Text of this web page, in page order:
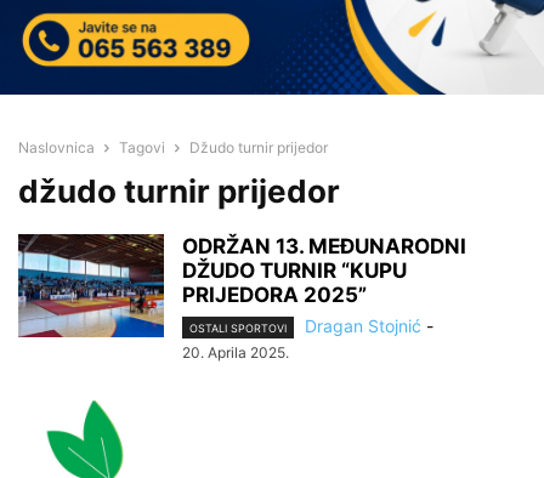
Naslovnica Tagovi Džudo turnir prijedor
džudo turnir prijedor
ODRŽAN 13. MEĐUNARODNI
DŽUDO TURNIR “KUPU
PRIJEDORA 2025”
OSTALI SPORTOVI Dragan Stojnić -
20. Aprila 2025.